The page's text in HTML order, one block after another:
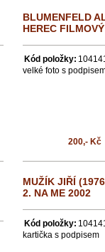
BLUMENFELD
HEREC
Kód položky:
velké foto s
200,- Kč
MUŽÍK JIŘÍ
2. NA ME 2002
Kód položky:
kartička s podpisem